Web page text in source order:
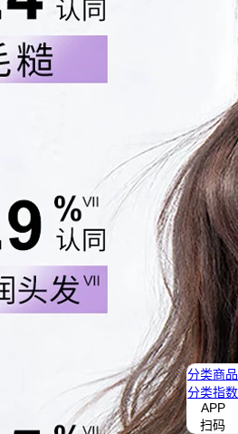
分类商品
分类指数
APP
扫码